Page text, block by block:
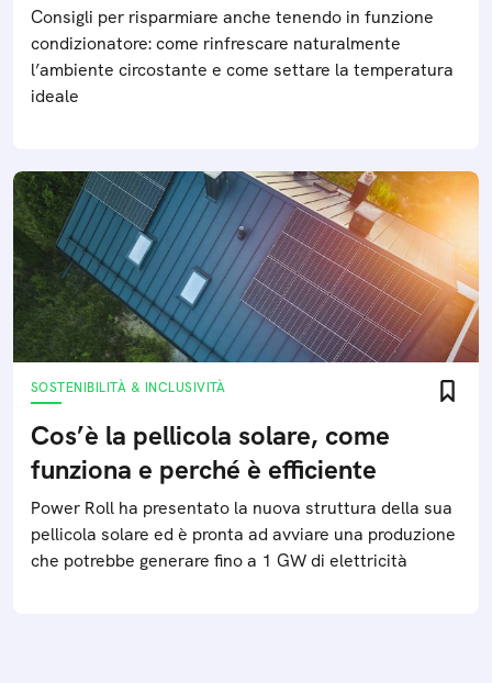
Consigli per risparmiare anche tenendo in funzione
condizionatore: come rinfrescare naturalmente
l’ambiente circostante e come settare la temperatura
ideale
SOSTENIBILITÀ & INCLUSIVITÀ
Cos’è la pellicola solare, come
funziona e perché è efficiente
Power Roll ha presentato la nuova struttura della sua
pellicola solare ed è pronta ad avviare una produzione
che potrebbe generare fino a 1 GW di elettricità